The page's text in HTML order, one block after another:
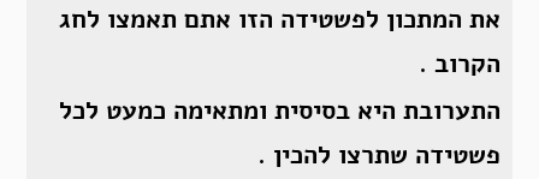
את המתכון לפשטידה הזו אתם תאמצו לחג
הקרוב .
התערובת היא בסיסית ומתאימה כמעט לכל
פשטידה שתרצו להכין .